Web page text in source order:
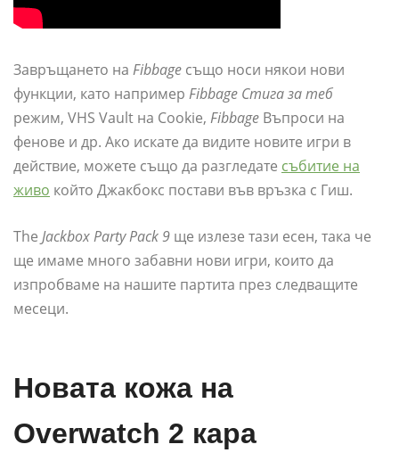
Завръщането на Fibbage също носи някои нови
функции, като например Fibbage Стига за теб
режим, VHS Vault на Cookie, Fibbage Въпроси на
фенове и др. Ако искате да видите новите игри в
действие, можете също да разгледате събитие на
живо който Джакбокс постави във връзка с Гиш.
The Jackbox Party Pack 9 ще излезе тази есен, така че
ще имаме много забавни нови игри, които да
изпробваме на нашите партита през следващите
месеци.
Новата кожа на
Overwatch 2 кара